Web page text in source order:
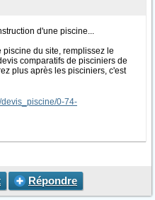
d'une piscine...
du site, remplissez le
comparatifs de pisciniers de
plus après les pisciniers, c'est
devis_piscine/0-74-
Répondre